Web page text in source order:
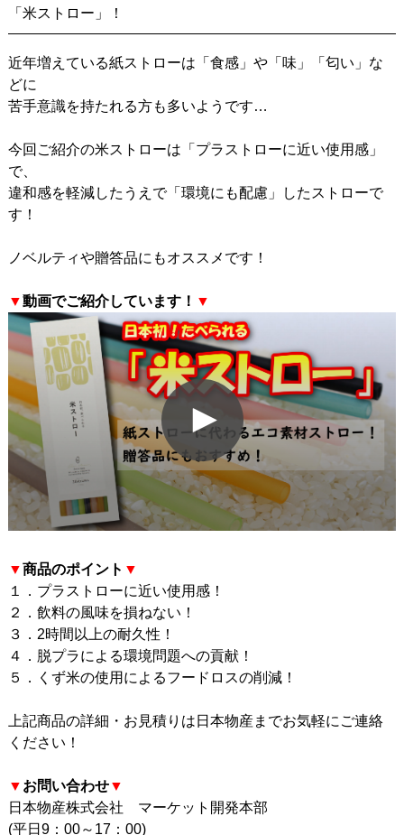
「米ストロー」！
近年増えている紙ストローは「食感」や「味」「匂い」な
どに
苦手意識を持たれる方も多いようです…
今回ご紹介の米ストローは「プラストローに近い使用感」
で、
違和感を軽減したうえで「環境にも配慮」したストローで
す！
ノベルティや贈答品にもオススメです！
▼動画でご紹介しています！ ▼
▼商品のポイント ▼
１．プラストローに近い使用感！
２．飲料の風味を損ねない！
３．2時間以上の耐久性！
４．脱プラによる環境問題への貢献！
５．くず米の使用によるフードロスの削減！
上記商品の詳細・お見積りは日本物産までお気軽にご連絡
ください！
▼ お問い合わせ▼
日本物産株式会社 マーケット開発本部
(平日9：00～17：00)